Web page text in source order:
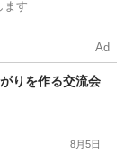
ます
Ad
りを作る交流会
8月5日